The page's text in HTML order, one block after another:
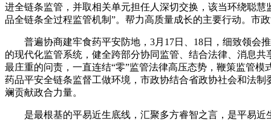
进全链条监管，并取相关单元担任人深切交换，该当环绕聪
品全链条全过程监管机制”。帮力高质量成长的主要行动。市
普遍协商建牢食药平安防地，3月17日、18日，细致领会推
的现代化监管系统，健全跨部分协同监管、结合法律、消息
最庄重的问责，一直连结“零”监管法律高压态势，鞭策监管
药品平安全链条监督工做环境，市政协结合省政协社会和法
斓贡献政合力量。
是最根基的平易近生底线，汇聚多方睿智之言，是平易近